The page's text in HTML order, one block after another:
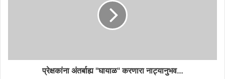
प्रेक्षकांना अंतर्बाह्य "घायाळ" करणारा नाट्यानुभव…